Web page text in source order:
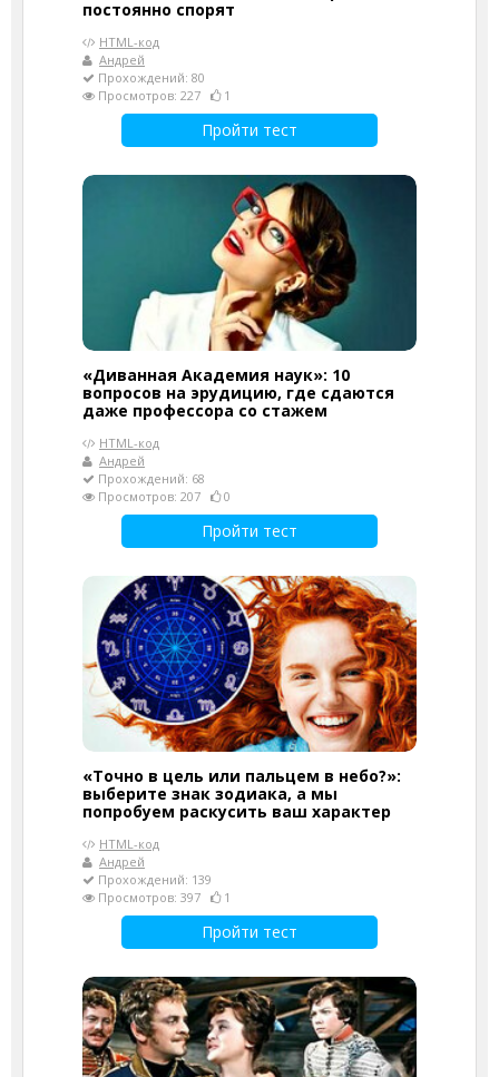
постоянно спорят
HTML-код
Андрей
Прохождений: 80
Просмотров: 227
1
Пройти тест
«Диванная Академия наук»: 10
вопросов на эрудицию, где сдаются
даже профессора со стажем
HTML-код
Андрей
Прохождений: 68
Просмотров: 207
0
Пройти тест
«Точно в цель или пальцем в небо?»:
выберите знак зодиака, а мы
попробуем раскусить ваш характер
HTML-код
Андрей
Прохождений: 139
Просмотров: 397
1
Пройти тест